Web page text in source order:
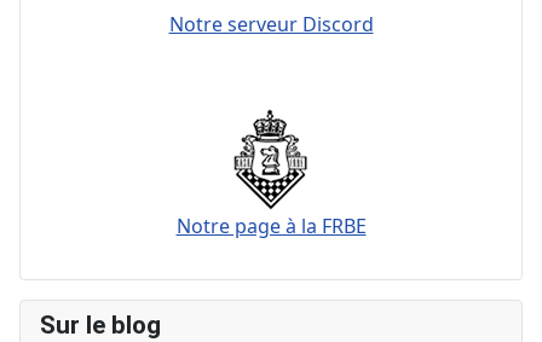
Notre serveur Discord
Notre page à la FRBE
Sur le blog